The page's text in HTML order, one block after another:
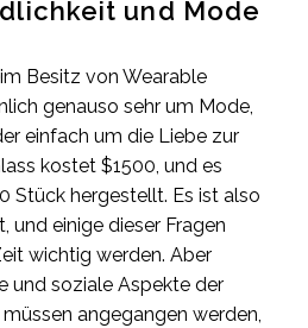
und Mode
Besitz von Wearable
genauso sehr um Mode,
einfach um die Liebe zur
kostet $1500, und es
Stück hergestellt. Es ist also
und einige dieser Fragen
wichtig werden. Aber
und soziale Aspekte der
angegangen werden,